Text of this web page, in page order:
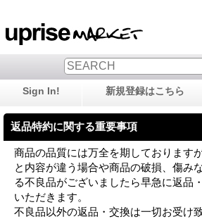
Sign In! 新規登録はこちら
返品特約に関する重要事項
商品の品質には万全を期しております
と内容が違う場合や商品の破損、傷み
る不良品がございましたら早急に返品
いただきます。
不良品以外の返品・交換は一切お受け